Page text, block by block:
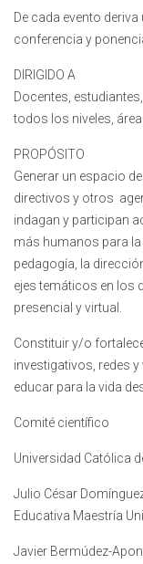
De cada evento
conferencia y
DIRIGIDO A
Docentes,
todos los niveles,
PROPÓSITO
Generar un espacio
directivos y otros
indagan y participan
más humanos para
pedagogía, la
ejes temáticos en los
presencial y virtual.
Constituir y/o
investigativos, redes
educar para la vida
Comité científico
Universidad Católica
Julio César
Educativa Maestría
Javier Bermúdez-